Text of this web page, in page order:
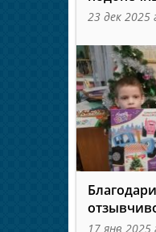
23 дек 2025
17 янв 2025